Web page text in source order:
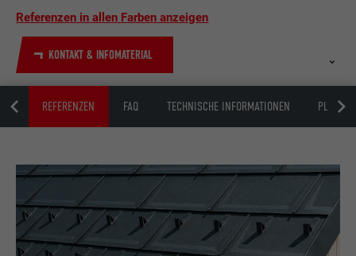
Referenzen in allen Farben anzeigen
KONTAKT & INFOMATERIAL
REFERENZEN FAQ TECHNISCHE INFORMATIONEN